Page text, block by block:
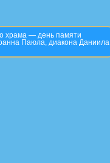
храма — день памяти
Паюла, диакона Даниила